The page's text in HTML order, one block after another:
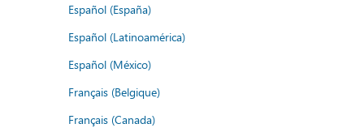
Español (España)
Español (Latinoamérica)
Español (México)
Français (Belgique)
Français (Canada)